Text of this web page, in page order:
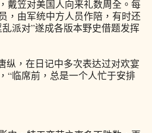
笠对美国人向来礼数周全。每
，由军统中方人员作陪，有时还
派对”遂成各版本野史借题发挥
，在日记中多次表达过对欢宴
“临席前，总是一个人忙于安排